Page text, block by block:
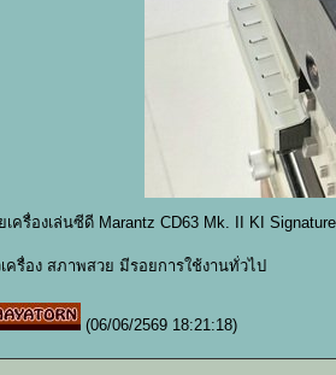
เครื่องเล่นซีดี Marantz CD63 Mk. II KI
ครื่อง สภาพสวย มีรอยการใช้งานทั่วไป
(06/06/2569 18:21:18)